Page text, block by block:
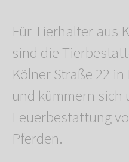
Für Tierhalter aus
sind die
Kölner Straße 22
und kümmern
Feuerbestattung
Pferden.